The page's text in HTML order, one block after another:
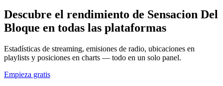
Descubre el rendimiento de Sensacion Del
Bloque en todas las plataformas
Estadísticas de streaming, emisiones de radio, ubicaciones en
playlists y posiciones en charts — todo en un solo panel.
Empieza gratis